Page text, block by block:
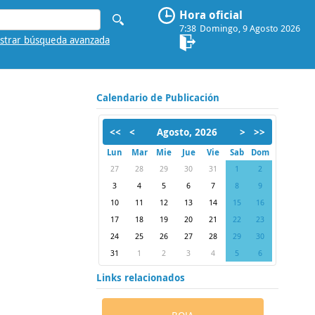
Hora oficial
7:38 Domingo, 9 Agosto 2026
búsqueda avanzada
Calendario de Publicación
<< < Agosto, 2026 > >>
Lun Mar Mie Jue Vie Sab Dom
27 28 29 30 31 1
2
3
4 5 6 7 8
9
10
11 12 13 14 15
16
17
18 19 20 21 22
23
24
25 26 27 28 29
30
31
1 2 3 4 5 6
Links relacionados